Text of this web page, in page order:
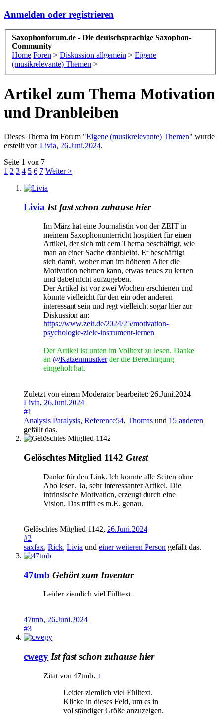
Anmelden oder registrieren
Saxophonforum.de - Die deutschsprachige Saxophon-
Community
Home Foren > Diskussion allgemein > Eigene
(musikrelevante) Themen >
Artikel zum Thema Motivation
und Dranbleiben
Dieses Thema im Forum "Eigene (musikrelevante) Themen" wurde
erstellt von Livia, 26.Juni.2024.
Seite 1 von 7
1 2 3 4 5 6 7 Weiter >
Livia Ist fast schon zuhause hier
Im März hat eine Journalistin von der ZEIT in
meinem Saxophonunterricht hospitiert für einen
Artikel, der sich mit dem Thema beschäftigt, wie
man an einer Sache dranbleibt. Er beschäftigt
sich damit, woher man im höheren Alter die
Motivation nehmen kann, etwas neues zu lernen
und dabei nicht aufzugeben.
Der Artikel ist vor zwei Wochen erschienen und
könnte vielleicht für den ein oder anderen
interessant sein und regt vielleicht sogar hier zur
Diskussion an:
https://www.zeit.de/2024/25/motivation-
psychologie-ziele-instrument-lernen
Der Artikel ist unten im Volltext zu lesen. Danke
an @Katzenmusikerder die Berechtigung
eingeholt hat.
Zuletzt von einem Moderator bearbeitet: 26.Juni.2024
Livia, 26.Juni.2024
#1
Analysis Paralysis, Reference54, Thomas und 15 anderen
gefällt das.
Gelöschtes Mitglied 1142 Guest
Danke für den Link. Ich konnte alle Seiten ohne
Abo lesen. Ja, sehr interessanter Artikel. Die
intrinsische Motivation, erzeugt durch eine
Vision. Das trifft es m.E. genau.
Gelöschtes Mitglied 1142, 26.Juni.2024
#2
saxfax, Rick, Livia und einer weiteren Person gefällt das.
47tmb Gehört zum Inventar
Leider ziemlich viel Fülltext.
47tmb, 26.Juni.2024
#3
cwegy Ist fast schon zuhause hier
Zitat von 47tmb: ↑
Leider ziemlich viel Fülltext.
Klicke in dieses Feld, um es in
vollständiger Größe anzuzeigen.